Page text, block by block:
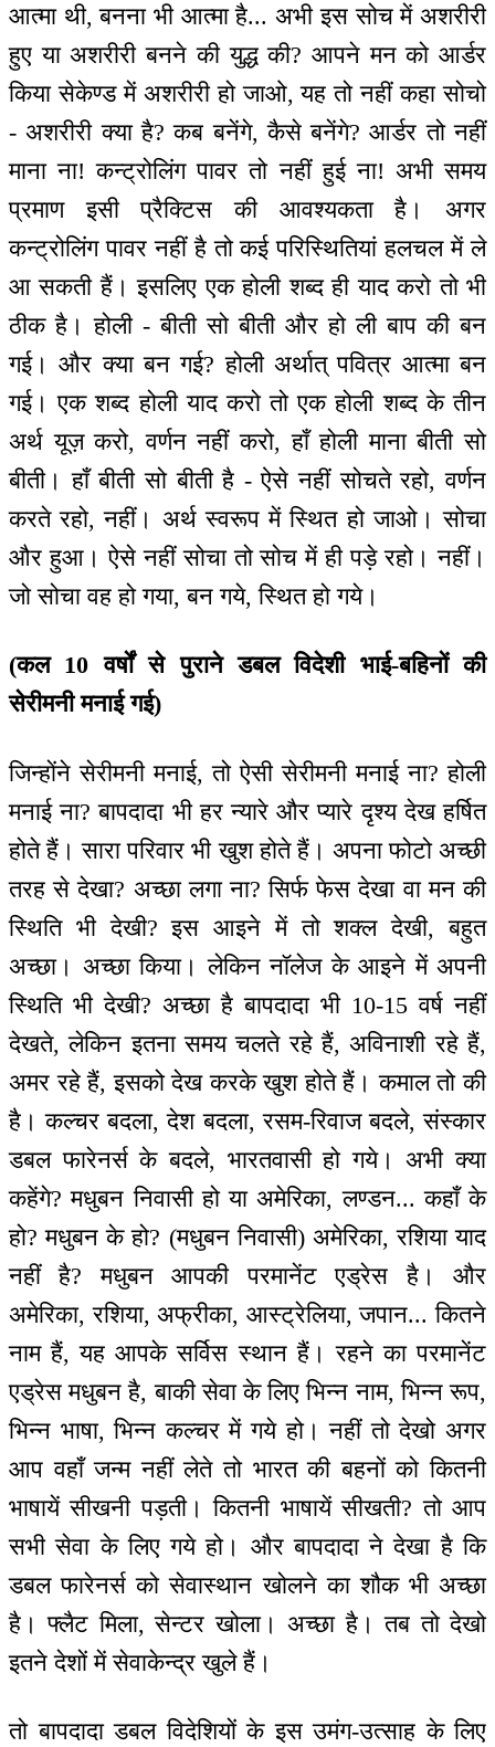
आत्मा थी, बनना भी आत्मा है... अभी इस सोच में अशरीरी
हुए या अशरीरी बनने की युद्ध की? आपने मन को आर्डर
किया सेकेण्ड में अशरीरी हो जाओ, यह तो नहीं कहा सोचो
- अशरीरी क्या है? कब बनेंगे, कैसे बनेंगे? आर्डर तो नहीं
माना ना! कन्ट्रोलिंग पावर तो नहीं हुई ना! अभी समय
प्रमाण इसी प्रैक्टिस की आवश्यकता है। अगर
कन्ट्रोलिंग पावर नहीं है तो कई परिस्थितियां हलचल में ले
आ सकती हैं। इसलिए एक होली शब्द ही याद करो तो भी
ठीक है। होली - बीती सो बीती और हो ली बाप की बन
गई। और क्या बन गई? होली अर्थात् पवित्र आत्मा बन
गई। एक शब्द होली याद करो तो एक होली शब्द के तीन
अर्थ यूज़ करो, वर्णन नहीं करो, हाँ होली माना बीती सो
बीती। हाँ बीती सो बीती है - ऐसे नहीं सोचते रहो, वर्णन
करते रहो, नहीं। अर्थ स्वरूप में स्थित हो जाओ। सोचा
और हुआ। ऐसे नहीं सोचा तो सोच में ही पड़े रहो। नहीं।
जो सोचा वह हो गया, बन गये, स्थित हो गये।
(कल 10 वर्षों से पुराने डबल विदेशी भाई-बहिनों की
सेरीमनी मनाई गई)
जिन्होंने सेरीमनी मनाई, तो ऐसी सेरीमनी मनाई ना? होली
मनाई ना? बापदादा भी हर न्यारे और प्यारे दृश्य देख हर्षित
होते हैं। सारा परिवार भी खुश होते हैं। अपना फोटो अच्छी
तरह से देखा? अच्छा लगा ना? सिर्फ फेस देखा वा मन की
स्थिति भी देखी? इस आइने में तो शक्ल देखी, बहुत
अच्छा। अच्छा किया। लेकिन नॉलेज के आइने में अपनी
स्थिति भी देखी? अच्छा है बापदादा भी 10-15 वर्ष नहीं
देखते, लेकिन इतना समय चलते रहे हैं, अविनाशी रहे हैं,
अमर रहे हैं, इसको देख करके खुश होते हैं। कमाल तो की
है। कल्चर बदला, देश बदला, रसम-रिवाज बदले, संस्कार
डबल फारेनर्स के बदले, भारतवासी हो गये। अभी क्या
कहेंगे? मधुबन निवासी हो या अमेरिका, लण्डन... कहाँ के
हो? मधुबन के हो? (मधुबन निवासी) अमेरिका, रशिया याद
नहीं है? मधुबन आपकी परमानेंट एड्रेस है। और
अमेरिका, रशिया, अफ्रीका, आस्ट्रेलिया, जपान... कितने
नाम हैं, यह आपके सर्विस स्थान हैं। रहने का परमानेंट
एड्रेस मधुबन है, बाकी सेवा के लिए भिन्न नाम, भिन्न रूप,
भिन्न भाषा, भिन्न कल्चर में गये हो। नहीं तो देखो अगर
आप वहाँ जन्म नहीं लेते तो भारत की बहनों को कितनी
भाषायें सीखनी पड़ती। कितनी भाषायें सीखती? तो आप
सभी सेवा के लिए गये हो। और बापदादा ने देखा है कि
डबल फारेनर्स को सेवास्थान खोलने का शौक भी अच्छा
है। फ्लैट मिला, सेन्टर खोला। अच्छा है। तब तो देखो
इतने देशों में सेवाकेन्द्र खुले हैं।
तो बापदादा डबल विदेशियों के इस उमंग-उत्साह के लिए